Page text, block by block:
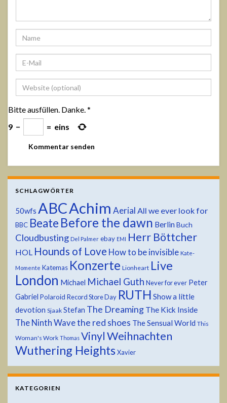
Bitte ausfüllen. Danke.*
9 − = eins
SCHLAGWÖRTER
50wfs ABCAchim Aerial All we ever look for
BBC Beate Before the dawn Berlin Buch
Cloudbusting Del Palmer ebay EMI Herr Böttcher
HOL Hounds of Love How to be invisible Kate-
Momente Katemas Konzerte Lionheart Live
London Michael Michael Guth Never for ever Peter
Gabriel Polaroid Record Store Day RUTH Show a little
devotion Sjaak Stefan The Dreaming The Kick Inside
The Ninth Wavethe red shoes The Sensual World This
Woman's Work Thomas VinylWeihnachten
Wuthering Heights Xavier
KATEGORIEN